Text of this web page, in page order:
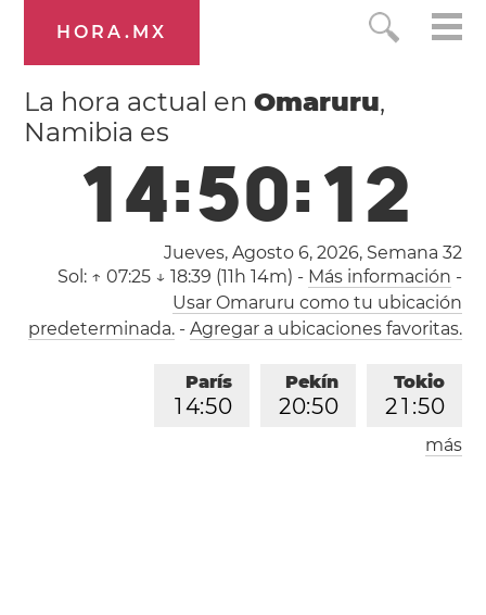
HORA.MX
La hora actual enOmaruru,
Namibia es
14:50:12
Jueves, Agosto 6, 2026, Semana 32
Sol: ↑ 07:25 ↓ 18:39 (11h 14m) - Más información -
Usar Omaruru como tu ubicación
predeterminada.- Agregar a ubicaciones favoritas.
Tokio
21 :50
Pekín
20:50
París
1 4:50
Londres
más